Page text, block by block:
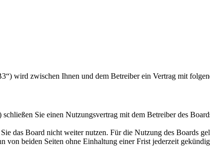
wird zwischen Ihnen und dem Betreiber ein Vertrag mit
Sie einen Nutzungsvertrag mit dem Betreiber des
das Board nicht weiter nutzen. Für die Nutzung des Boards
von beiden Seiten ohne Einhaltung einer Frist jederzeit